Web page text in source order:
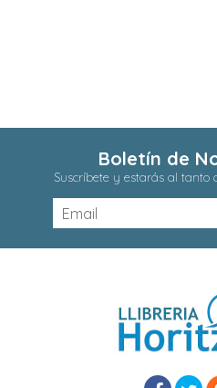
Boletín de
Suscríbete y estarás al tanto